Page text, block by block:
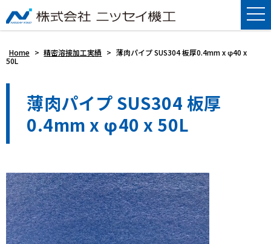
Home > 精密溶接加工実績 > 薄肉パイプ SUS304 板厚0.4mm x φ40 x
50L
薄肉パイプ SUS304 板厚
0.4mm x φ40 x 50L